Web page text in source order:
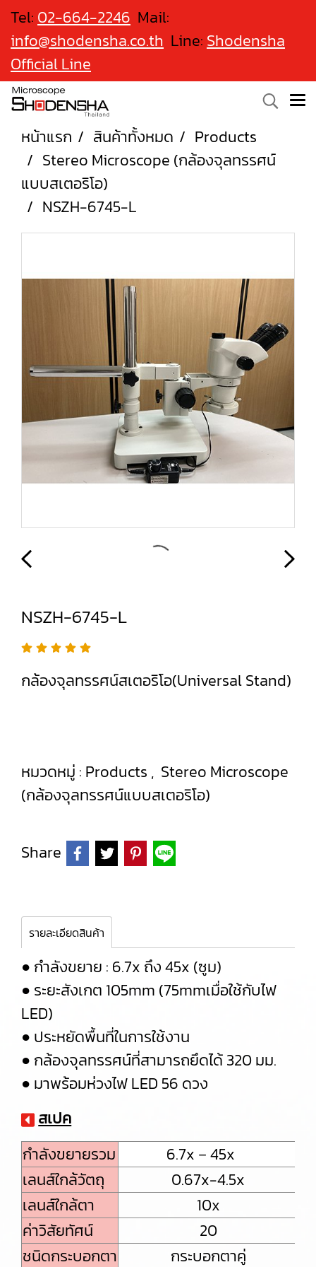
Tel: 02-664-2246 Mail:
info@shodensha.co.th Line: Shodensha
Official Line
หน้าแรก สินค้าทั้งหมด
Products
Stereo Microscope (กล้องจุลทรรศน์
แบบสเตอริโอ)
NSZH-6745-L
NSZH-6745-L
กล้องจุลทรรศน์สเตอริโอ(Universal Stand)
หมวดหมู่ : Products , Stereo Microscope
(กล้องจุลทรรศน์แบบสเตอริโอ)
Share
รายละเอียดสินค้า
● กำลังขยาย : 6.7x ถึง 45x (ซูม)
● ระยะสังเกต 105mm (75mmเมื่อใช้กับไฟ
LED)
● ประหยัดพื้นที่ในการใช้งาน
● กล้องจุลทรรศน์ที่สามารถยึดได้ 320 มม.
● มาพร้อมห่วงไฟ LED 56 ดวง
สเปค
กำลังขยายรวม
6.7x－45x
เลนส์ใกล้วัตถุ
0.67x-4.5x
เลนส์ใกล้ตา
10x
ค่าวิสัยทัศน์
20
ชนิดกระบอกตา
กระบอกตาคู่